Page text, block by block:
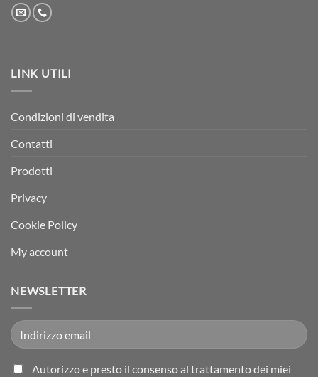
LINK UTILI
Condizioni di vendita
Contatti
Prodotti
Privacy
Cookie Policy
My account
NEWSLETTER
Autorizzo e presto il consenso al trattamento dei miei